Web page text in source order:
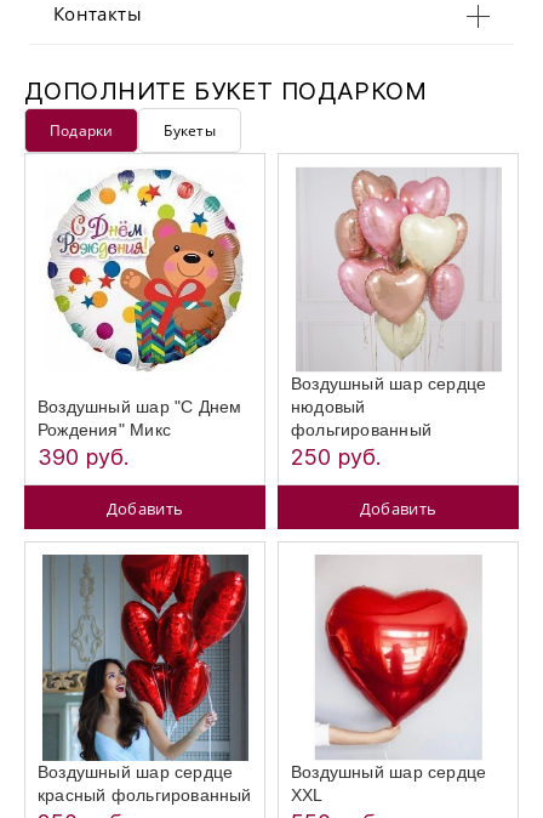
Контакты
ДОПОЛНИТЕ БУКЕТ ПОДАРКОМ
Подарки Букеты
Воздушный шар "С Днем
Рождения" Микс
390 руб.
Добавить
Воздушный шар сердце
нюдовый
фольгированный
250 руб.
Добавить
Воздушный шар сердце
красный фольгированный
Воздушный шар сердце
XXL